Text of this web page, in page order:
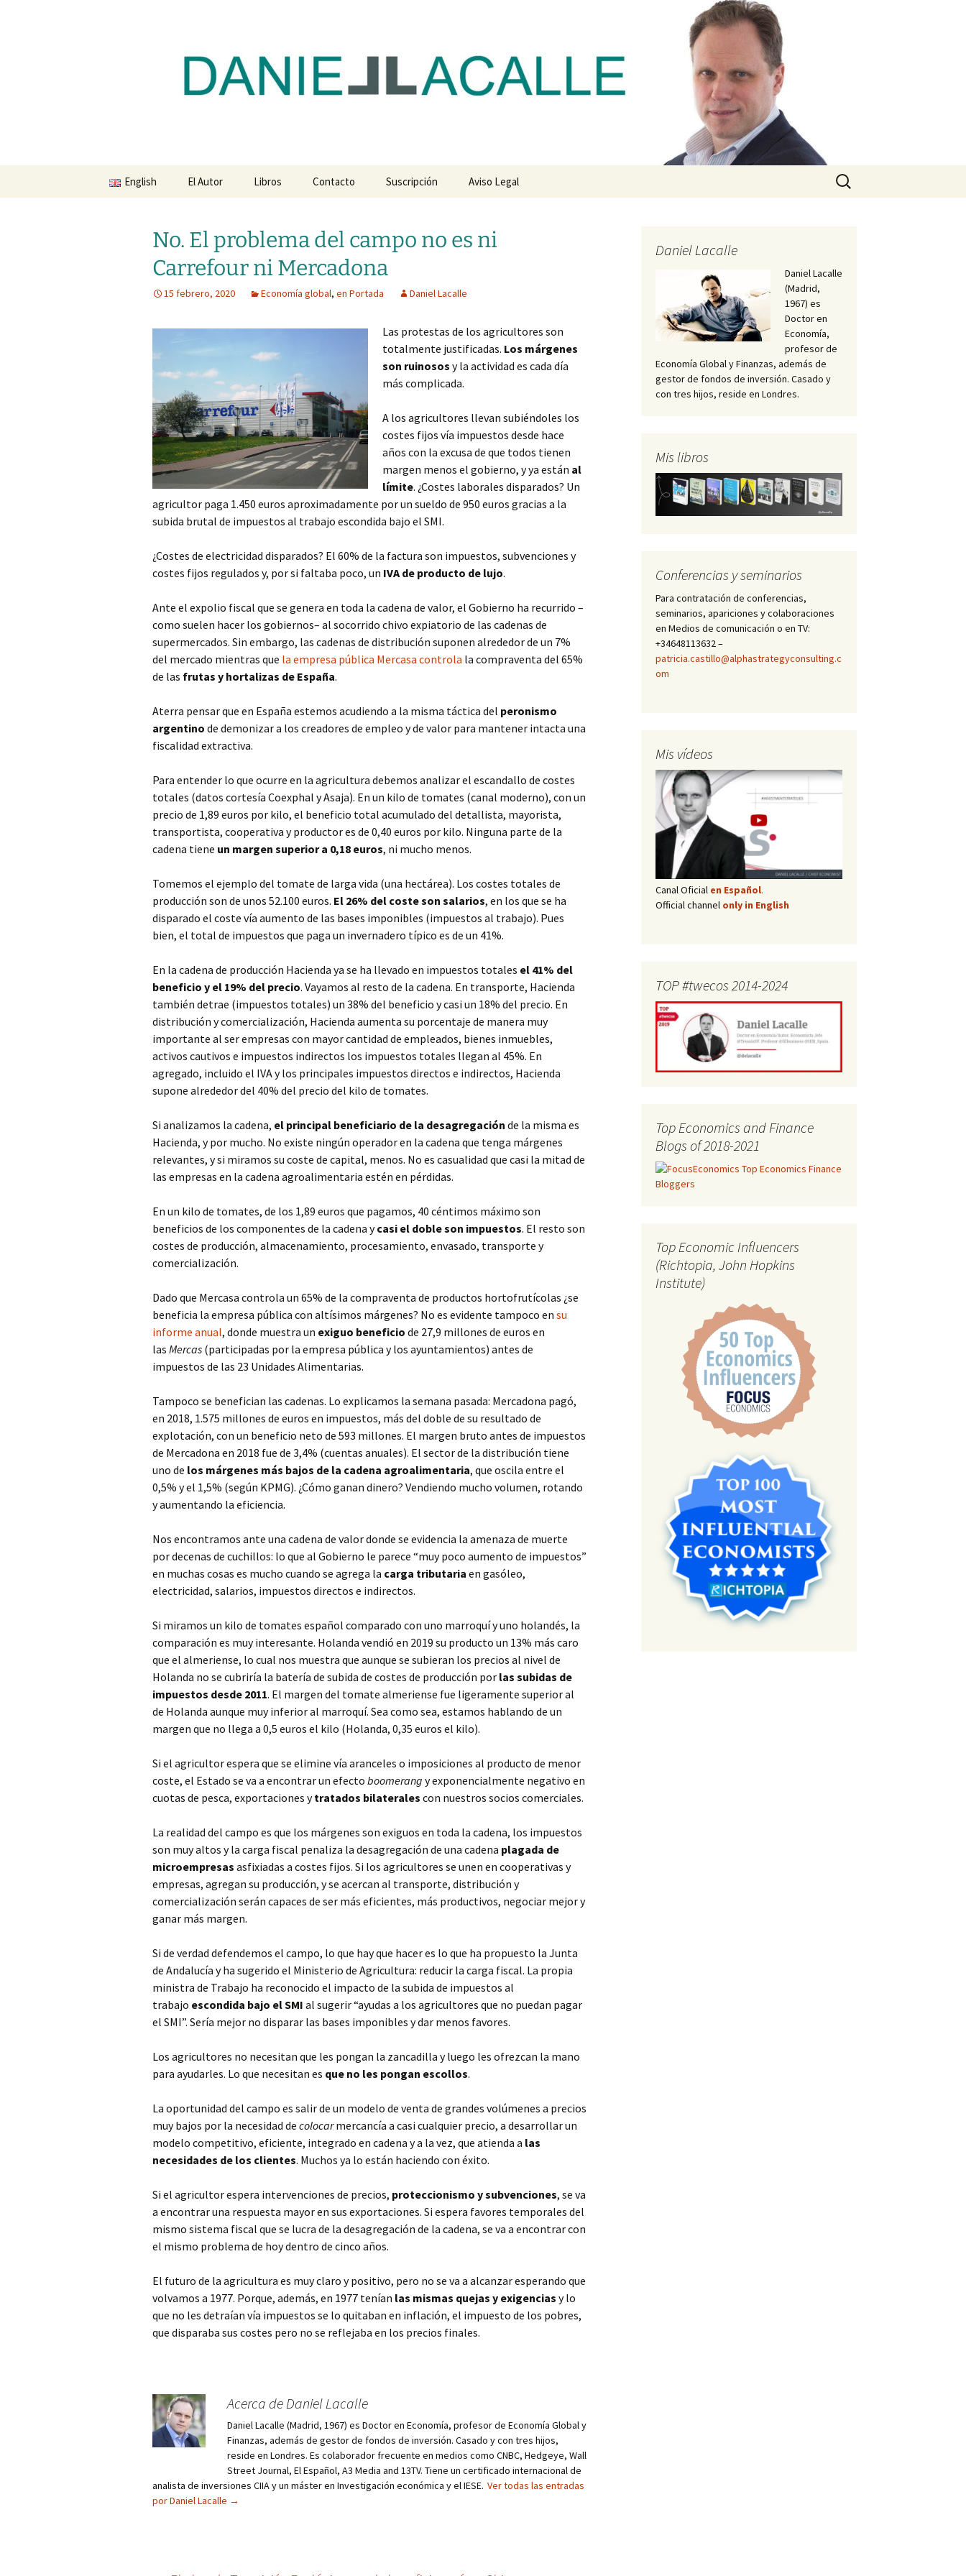
dlacalle.com
English El Autor Libros Contacto Suscripción Aviso Legal
Buscar:
No. El problema del campo no es ni
Carrefour ni Mercadona
15 febrero, 2020 Economía global, en Portada Daniel Lacalle
Las protestas de los agricultores son
totalmente justificadas. Los márgenes
son ruinosos y la actividad es cada día
más complicada.
A los agricultores llevan subiéndoles los
costes fijos vía impuestos desde hace
años con la excusa de que todos tienen
margen menos el gobierno, y ya están al
límite. ¿Costes laborales disparados? Un
agricultor paga 1.450 euros aproximadamente por un sueldo de 950 euros gracias a la
subida brutal de impuestos al trabajo escondida bajo el SMI.
¿Costes de electricidad disparados? El 60% de la factura son impuestos, subvenciones y
costes fijos regulados y, por si faltaba poco, un IVA de producto de lujo.
Ante el expolio fiscal que se genera en toda la cadena de valor, el Gobierno ha recurrido –
como suelen hacer los gobiernos– al socorrido chivo expiatorio de las cadenas de
supermercados. Sin embargo, las cadenas de distribución suponen alrededor de un 7%
del mercado mientras que la empresa pública Mercasa controla la compraventa del 65%
de las frutas y hortalizas de España.
Aterra pensar que en España estemos acudiendo a la misma táctica del peronismo
argentino de demonizar a los creadores de empleo y de valor para mantener intacta una
fiscalidad extractiva.
Para entender lo que ocurre en la agricultura debemos analizar el escandallo de costes
totales (datos cortesía Coexphal y Asaja). En un kilo de tomates (canal moderno), con un
precio de 1,89 euros por kilo, el beneficio total acumulado del detallista, mayorista,
transportista, cooperativa y productor es de 0,40 euros por kilo. Ninguna parte de la
cadena tiene un margen superior a 0,18 euros, ni mucho menos.
Tomemos el ejemplo del tomate de larga vida (una hectárea). Los costes totales de
producción son de unos 52.100 euros. El 26% del coste son salarios, en los que se ha
disparado el coste vía aumento de las bases imponibles (impuestos al trabajo). Pues
bien, el total de impuestos que paga un invernadero típico es de un 41%.
En la cadena de producción Hacienda ya se ha llevado en impuestos totales el 41% del
beneficio y el 19% del precio. Vayamos al resto de la cadena. En transporte, Hacienda
también detrae (impuestos totales) un 38% del beneficio y casi un 18% del precio. En
distribución y comercialización, Hacienda aumenta su porcentaje de manera muy
importante al ser empresas con mayor cantidad de empleados, bienes inmuebles,
activos cautivos e impuestos indirectos los impuestos totales llegan al 45%. En
agregado, incluido el IVA y los principales impuestos directos e indirectos, Hacienda
supone alrededor del 40% del precio del kilo de tomates.
Si analizamos la cadena, el principal beneficiario de la desagregación de la misma es
Hacienda, y por mucho. No existe ningún operador en la cadena que tenga márgenes
relevantes, y si miramos su coste de capital, menos. No es casualidad que casi la mitad de
las empresas en la cadena agroalimentaria estén en pérdidas.
En un kilo de tomates, de los 1,89 euros que pagamos, 40 céntimos máximo son
beneficios de los componentes de la cadena ycasi el doble son impuestos. El resto son
costes de producción, almacenamiento, procesamiento, envasado, transporte y
comercialización.
Dado que Mercasa controla un 65% de la compraventa de productos hortofrutícolas ¿se
beneficia la empresa pública con altísimos márgenes? No es evidente tampoco en su
informe anual, donde muestra un exiguo beneficio de 27,9 millones de euros en
las Mercas (participadas por la empresa pública y los ayuntamientos) antes de
impuestos de las 23 Unidades Alimentarias.
Tampoco se benefician las cadenas. Lo explicamos la semana pasada: Mercadona pagó,
en 2018, 1.575 millones de euros en impuestos, más del doble de su resultado de
explotación, con un beneficio neto de 593 millones. El margen bruto antes de impuestos
de Mercadona en 2018 fue de 3,4% (cuentas anuales). El sector de la distribución tiene
uno de los márgenes más bajos de la cadena agroalimentaria, que oscila entre el
0,5% y el 1,5% (según KPMG). ¿Cómo ganan dinero? Vendiendo mucho volumen, rotando
y aumentando la eficiencia.
Nos encontramos ante una cadena de valor donde se evidencia la amenaza de muerte
por decenas de cuchillos: lo que al Gobierno le parece “muy poco aumento de impuestos”
en muchas cosas es mucho cuando se agrega la carga tributaria en gasóleo,
electricidad, salarios, impuestos directos e indirectos.
Si miramos un kilo de tomates español comparado con uno marroquí y uno holandés, la
comparación es muy interesante. Holanda vendió en 2019 su producto un 13% más caro
que el almeriense, lo cual nos muestra que aunque se subieran los precios al nivel de
Holanda no se cubriría la batería de subida de costes de producción por las subidas de
impuestos desde 2011. El margen del tomate almeriense fue ligeramente superior al
de Holanda aunque muy inferior al marroquí. Sea como sea, estamos hablando de un
margen que no llega a 0,5 euros el kilo (Holanda, 0,35 euros el kilo).
Si el agricultor espera que se elimine vía aranceles o imposiciones al producto de menor
coste, el Estado se va a encontrar un efecto boomerang y exponencialmente negativo en
cuotas de pesca, exportaciones ytratados bilaterales con nuestros socios comerciales.
La realidad del campo es que los márgenes son exiguos en toda la cadena, los impuestos
son muy altos y la carga fiscal penaliza la desagregación de una cadena plagada de
microempresas asfixiadas a costes fijos. Si los agricultores se unen en cooperativas y
empresas, agregan su producción, y se acercan al transporte, distribución y
comercialización serán capaces de ser más eficientes, más productivos, negociar mejor y
ganar más margen.
Si de verdad defendemos el campo, lo que hay que hacer es lo que ha propuesto la Junta
de Andalucía y ha sugerido el Ministerio de Agricultura: reducir la carga fiscal. La propia
ministra de Trabajo ha reconocido el impacto de la subida de impuestos al
trabajo escondida bajo el SMI al sugerir “ayudas a los agricultores que no puedan pagar
el SMI”. Sería mejor no disparar las bases imponibles y dar menos favores.
Los agricultores no necesitan que les pongan la zancadilla y luego les ofrezcan la mano
para ayudarles. Lo que necesitan es que no les pongan escollos.
La oportunidad del campo es salir de un modelo de venta de grandes volúmenes a precios
muy bajos por la necesidad de colocarmercancía a casi cualquier precio, a desarrollar un
modelo competitivo, eficiente, integrado en cadena y a la vez, que atienda a las
necesidades de los clientes. Muchos ya lo están haciendo con éxito.
Si el agricultor espera intervenciones de precios, proteccionismo y subvenciones, se va
a encontrar una respuesta mayor en sus exportaciones. Si espera favores temporales del
mismo sistema fiscal que se lucra de la desagregación de la cadena, se va a encontrar con
el mismo problema de hoy dentro de cinco años.
El futuro de la agricultura es muy claro y positivo, pero no se va a alcanzar esperando que
volvamos a 1977. Porque, además, en 1977 tenían las mismas quejas y exigencias y lo
que no les detraían vía impuestos se lo quitaban en inflación, el impuesto de los pobres,
que disparaba sus costes pero no se reflejaba en los precios finales.
Acerca de Daniel Lacalle
Daniel Lacalle (Madrid, 1967) es Doctor en Economía, profesor de Economía Global y
Finanzas, además de gestor de fondos de inversión. Casado y con tres hijos,
reside en Londres. Es colaborador frecuente en medios como CNBC, Hedgeye, Wall
Street Journal, El Español, A3 Media and 13TV. Tiene un certificado internacional de
analista de inversiones CIIA y un máster en Investigación económica y el IESE. Ver todas las entradas
por Daniel Lacalle →
Daniel Lacalle
Daniel Lacalle
(Madrid,
1967) es
Doctor en
Economía,
profesor de
Economía Global y Finanzas, además de
gestor de fondos de inversión. Casado y
con tres hijos, reside en Londres.
Mis libros
Conferencias y seminarios
Para contratación de conferencias,
seminarios, apariciones y colaboraciones
en Medios de comunicación o en TV:
+34648113632 –
patricia.castillo@alphastrategyconsulting.c
om
Mis vídeos
Canal Oficial en Español.
Official channel only in English
TOP #twecos 2014-2024
Top Economics and Finance
Blogs of 2018-2021
Top Economic Influencers
(Richtopia, John Hopkins
Institute)